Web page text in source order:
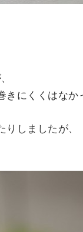
にくくはなか
しましたが、